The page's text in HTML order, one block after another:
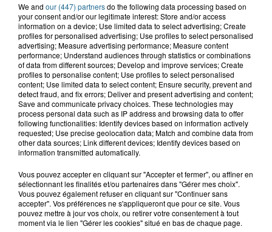
8 août 2026
Neufchâtel-Hardelot : un
rassemblement pour rendre
hommage aux...
8 août 2026
Violent accident à Cléty : quatre
blessés, deux femmes en urgence...
We and our (447) partnersdo the following data processing based on
your consent and/or our legitimate interest: Store and/or access
information on a device; Use limited data to select advertising; Create
profiles for personalised advertising; Use profiles to select personalised
advertising; Measure advertising performance; Measure content
performance; Understand audiences through statistics or combinations
of data from different sources; Develop and improve services; Create
profiles to personalise content; Use profiles to select personalised
content; Use limited data to select content; Ensure security, prevent and
detect fraud, and fix errors; Deliver and present advertising and content;
Save and communicate privacy choices. These technologies may
process personal data such as IP address and browsing data to offer
following functionalities: Identify devices based on information actively
requested; Use precise geolocation data; Match and combine data from
other data sources; Link different devices; Identify devices based on
information transmitted automatically.
Vous pouvez accepter en cliquant sur "Accepter et fermer", ou affiner en
sélectionnant les finalités et/ou partenaires dans "Gérer mes choix".
Vous pouvez également refuser en cliquant sur "Continuer sans
accepter". Vos préférences ne s'appliqueront que pour ce site. Vous
pouvez mettre à jour vos choix, ou retirer votre consentement à tout
moment via le lien "Gérer les cookies" situé en bas de chaque page.